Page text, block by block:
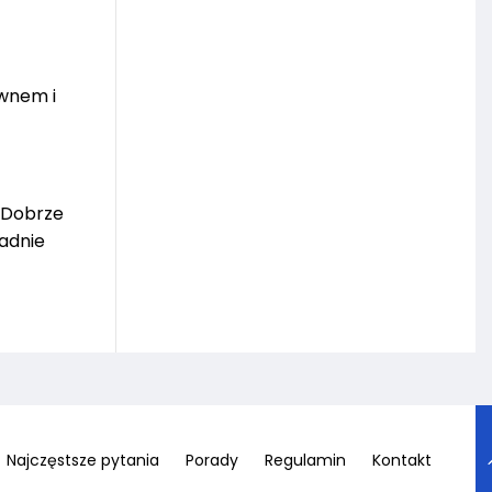
i
Najczęstsze pytania Porady Regulamin Kontakt